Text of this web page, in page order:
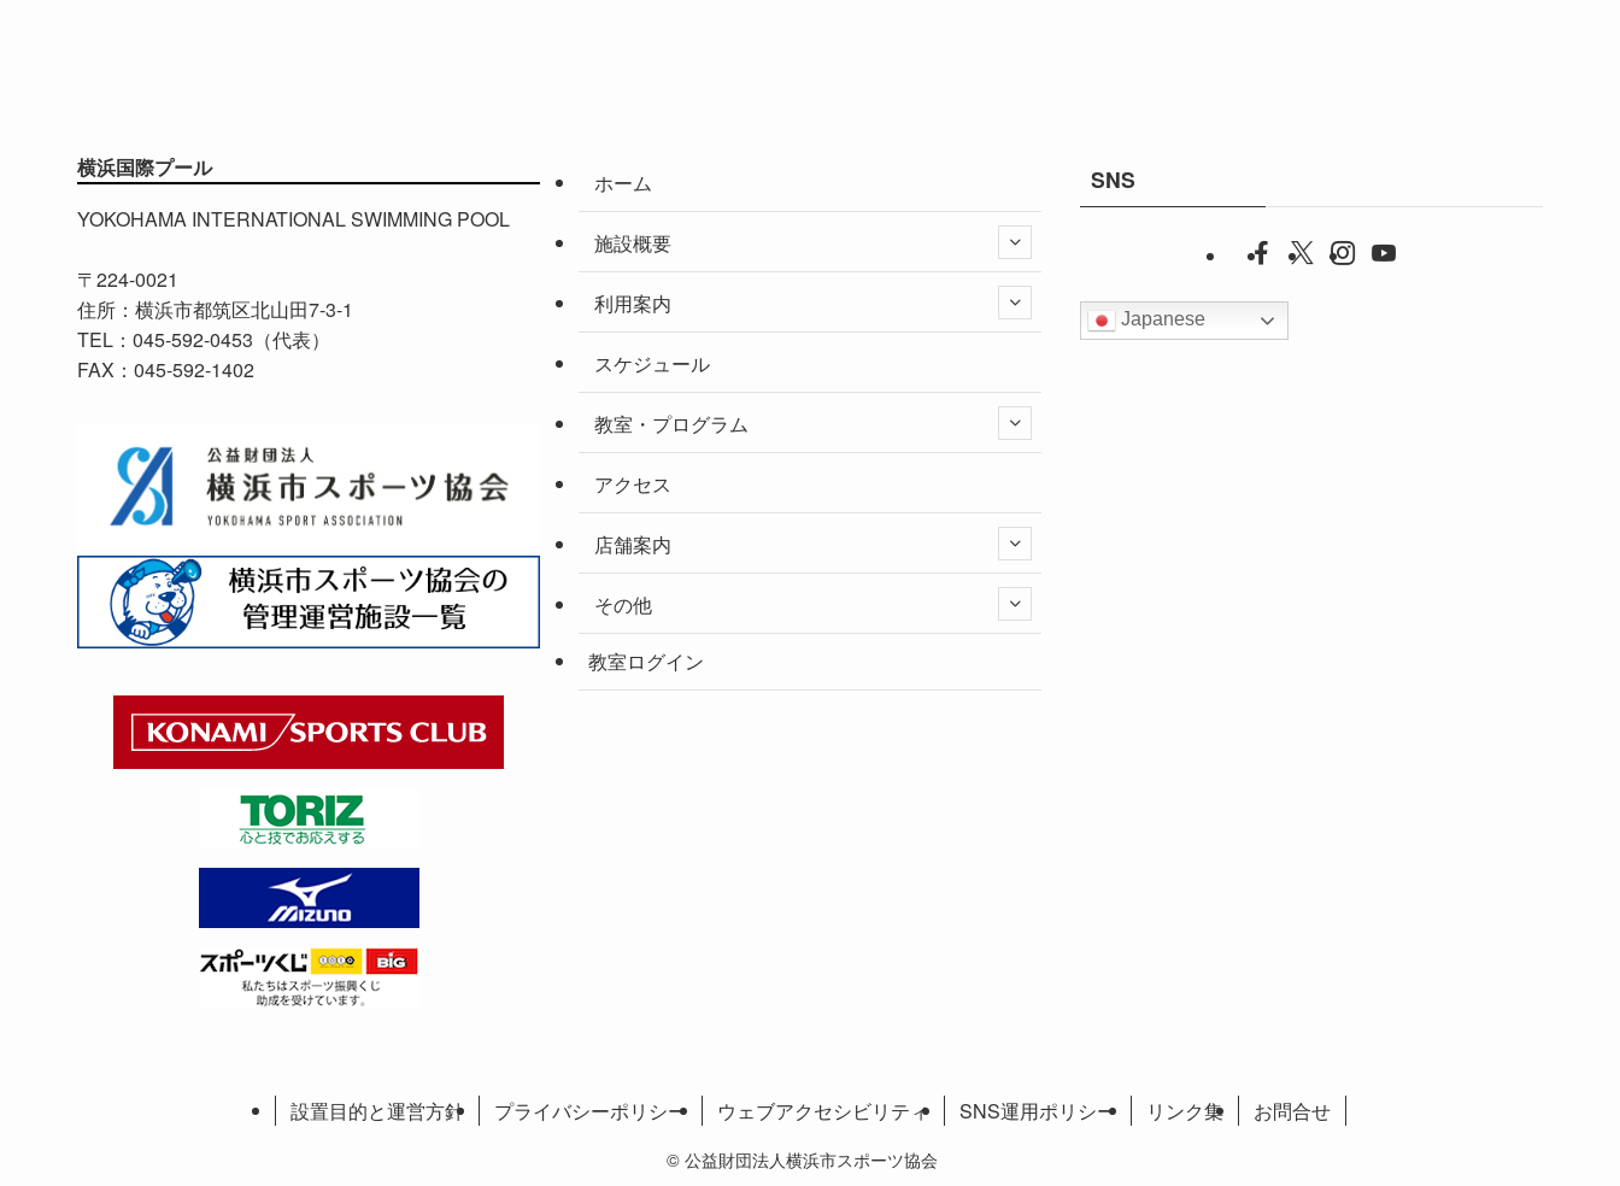
横浜国際プール
YOKOHAMA INTERNATIONAL SWIMMING POOL
〒224-0021
住所：横浜市都筑区北山田7-3-1
TEL：045-592-0453（代表）
FAX：045-592-1402
ホーム
施設概要
利用案内
スケジュール
教室・プログラム
アクセス
店舗案内
その他
教室ログイン
SNS
Japanese
設置目的と運営方針 プライバシーポリシー ウェブアクセシビリティ SNS運用ポリシー リンク集 お問合せ
©公益財団法人横浜市スポーツ協会